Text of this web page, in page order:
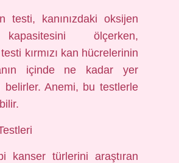
testi, kanınızdaki oksijen
ölçerken,
kırmızı kan hücrelerinin
içinde ne kadar yer
belirler. Anemi, bu testlerle
kanser türlerini araştıran